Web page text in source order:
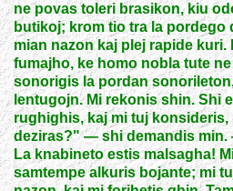
ne povas toleri brasikon, kiu
butikoj; krom tio tra la
mian nazon kaj plej rapide
fumajho, ke homo nobla tute
sonorigis la pordan
lentugojn. Mi rekonis shin. Shi
rughighis, kaj mi tuj
deziras?" — shi demandis
La knabineto estis malsagha!
samtempe alkuris bojante; mi